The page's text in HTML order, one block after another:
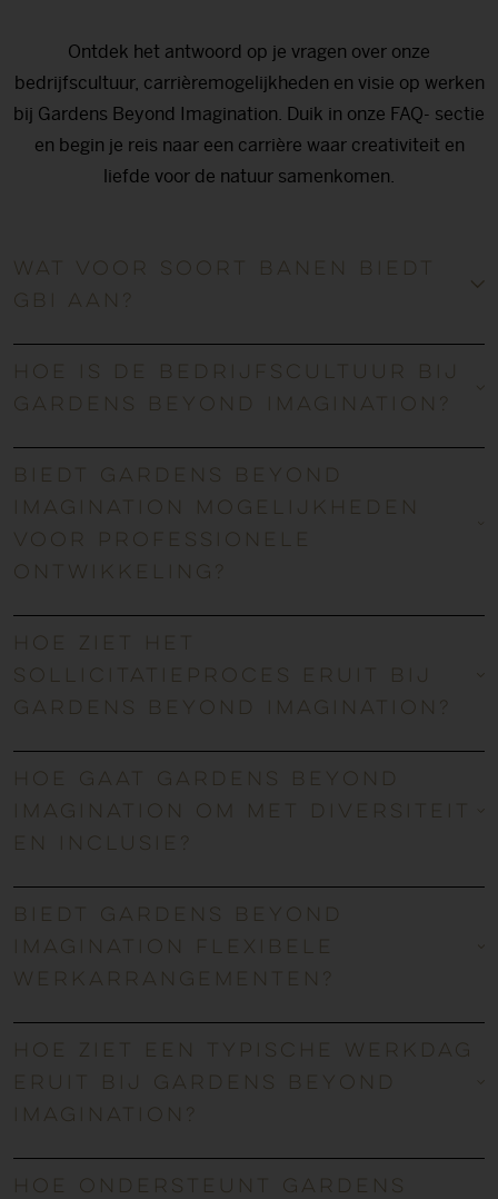
Ontdek het antwoord op je vragen over onze
bedrijfscultuur, carrièremogelijkheden en visie op werken
bij Gardens Beyond Imagination. Duik in onze FAQ- sectie
en begin je reis naar een carrière waar creativiteit en
liefde voor de natuur samenkomen.
Wat voor soort banen biedt
GBI aan?
Hoe is de bedrijfscultuur bij
Gardens Beyond Imagination?
Biedt Gardens Beyond
Imagination mogelijkheden
voor professionele
ontwikkeling?
Hoe ziet het
sollicitatieproces eruit bij
Gardens Beyond Imagination?
Hoe gaat Gardens Beyond
Imagination om met diversiteit
en inclusie?
Biedt Gardens Beyond
Imagination flexibele
werkarrangementen?
Hoe ziet een typische werkdag
eruit bij Gardens Beyond
Imagination?
Hoe ondersteunt Gardens